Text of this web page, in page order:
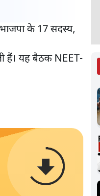
के 17 सदस्य,
हैं। यह बैठक NEET-